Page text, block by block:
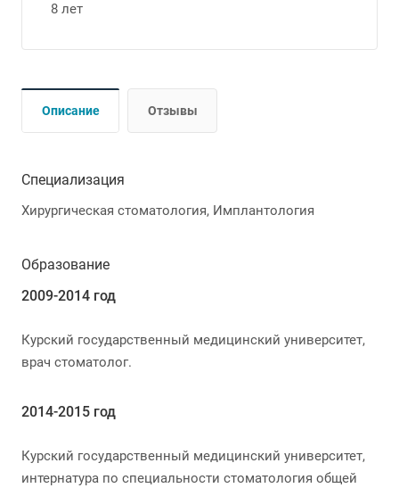
8 лет
Описание Отзывы
Специализация
Хирургическая стоматология, Имплантология
Образование
2009-2014 год
Курский государственный медицинский университет,
врач стоматолог.
2014-2015 год
Курский государственный медицинский университет,
интернатура по специальности стоматология общей